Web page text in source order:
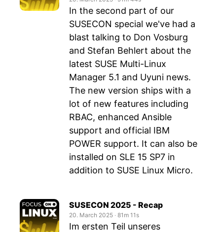
In the second part of our
SUSECON special we've had a
blast talking to Don Vosburg
and Stefan Behlert about the
latest SUSE Multi-Linux
Manager 5.1 and Uyuni news.
The new version ships with a
lot of new features including
RBAC, enhanced Ansible
support and official IBM
POWER support. It can also be
installed on SLE 15 SP7 in
addition to SUSE Linux Micro.
SUSECON 2025 - Recap
20. March 2025 ‧ 81m 11s
Im ersten Teil unseres